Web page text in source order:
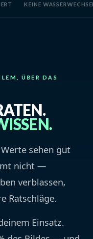
KEINE
ÜBER DAS
sehen gut
nicht —
verblassen,
Ratschläge.
Einsatz.